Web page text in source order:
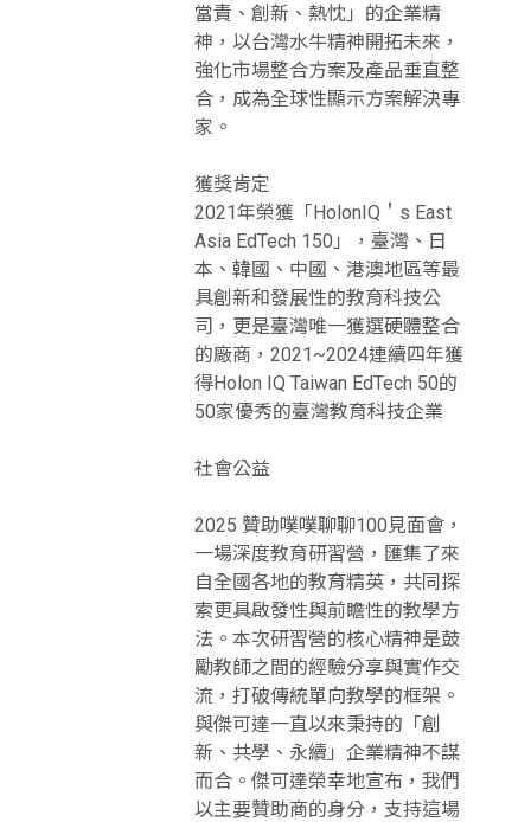
當責、創新、熱忱」的企業精
神，以台灣水牛精神開拓未來，
強化市場整合方案及產品垂直整
合，成為全球性顯示方案解決專
家。
獲獎肯定
2021年榮獲「HolonIQ＇s East
Asia EdTech 150」，臺灣、日
本、韓國、中國、港澳地區等最
具創新和發展性的教育科技公
司，更是臺灣唯一獲選硬體整合
的廠商，2021~2024連續四年獲
得Holon IQ Taiwan EdTech 50的
50家優秀的臺灣教育科技企業
社會公益
2025 贊助噗噗聊聊100見面會，
一場深度教育研習營，匯集了來
自全國各地的教育精英，共同探
索更具啟發性與前瞻性的教學方
法。本次研習營的核心精神是鼓
勵教師之間的經驗分享與實作交
流，打破傳統單向教學的框架。
與傑可達一直以來秉持的「創
新、共學、永續」企業精神不謀
而合。傑可達榮幸地宣布，我們
以主要贊助商的身分，支持這場